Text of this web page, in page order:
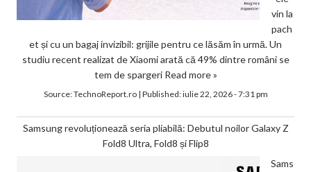
vin la
pach
et și cu un bagaj invizibil: grijile pentru ce lăsăm în urmă. Un
studiu recent realizat de Xiaomi arată că 49% dintre români se
tem de spargeri Read more »
Source:TechnoReport.ro| Published:iulie 22, 2026 - 7:31 pm
Samsung revoluționează seria pliabilă: Debutul noilor Galaxy Z
Fold8 Ultra, Fold8 și Flip8
Sams